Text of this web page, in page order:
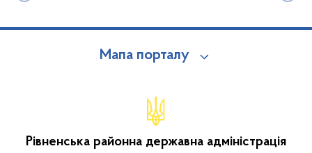
Мапа порталу
Рівненська районна державна адміністрація